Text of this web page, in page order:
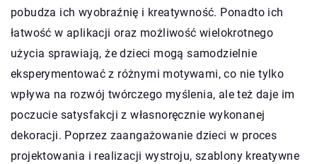
pobudza ich wyobraźnię i kreatywność. Ponadto ich
łatwość w aplikacji oraz możliwość wielokrotnego
użycia sprawiają, że dzieci mogą samodzielnie
eksperymentować z różnymi motywami, co nie tylko
wpływa na rozwój twórczego myślenia, ale też daje im
poczucie satysfakcji z własnoręcznie wykonanej
dekoracji. Poprzez zaangażowanie dzieci w proces
projektowania i realizacji wystroju, szablony kreatywne